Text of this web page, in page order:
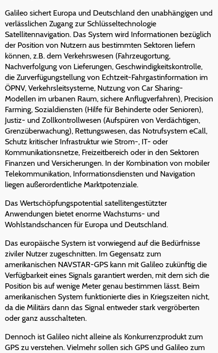
Galileo sichert Europa und Deutschland den unabhängigen und
verlässlichen Zugang zur Schlüsseltechnologie
Satellitennavigation. Das System wird Informationen bezüglich
der Position von Nutzern aus bestimmten Sektoren liefern
können, z.B. dem Verkehrswesen (Fahrzeugortung,
Nachverfolgung von Lieferungen, Geschwindigkeitskontrolle,
die Zurverfügungstellung von Echtzeit-Fahrgastinformation im
ÖPNV, Verkehrsleitsysteme, Nutzung von Car Sharing-
Modellen im urbanen Raum, sichere Anflugverfahren), Precision
Farming, Sozialdiensten (Hilfe für Behinderte oder Senioren),
Justiz- und Zollkontrollwesen (Aufspüren von Verdächtigen,
Grenzüberwachung), Rettungswesen, das Notrufsystem eCall,
Schutz kritischer Infrastruktur wie Strom-, IT- oder
Kommunikationsnetze, Freizeitbereich oder in den Sektoren
Finanzen und Versicherungen. In der Kombination von mobiler
Telekommunikation, Informationsdiensten und Navigation
liegen außerordentliche Marktpotenziale.
Das Wertschöpfungspotential satellitengestützter
Anwendungen bietet enorme Wachstums- und
Wohlstandschancen für Europa und Deutschland.
Das europäische System ist vorwiegend auf die Bedürfnisse
ziviler Nutzer zugeschnitten. Im Gegensatz zum
amerikanischen NAVSTAR-GPS kann mit Galileo zukünftig die
Verfügbarkeit eines Signals garantiert werden, mit dem sich die
Position bis auf wenige Meter genau bestimmen lässt. Beim
amerikanischen System funktionierte dies in Kriegszeiten nicht,
da die Militärs dann das Signal entweder stark vergröberten
oder ganz ausschalteten.
Dennoch ist Galileo nicht alleine als Konkurrenzprodukt zum
GPS zu verstehen. Vielmehr sollen sich GPS und Galileo zum